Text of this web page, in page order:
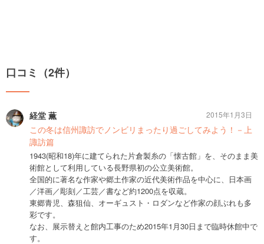
口コミ（2件）
経堂 薫
この冬は信州諏訪でノンビリまったり過ごしてみよう！－上
諏訪篇
1943(昭和18)年に建てられた片倉製糸の「懐古館」を、そのまま美
術館として利用している長野県初の公立美術館。
全国的に著名な作家や郷土作家の近代美術作品を中心に、日本画
／洋画／彫刻／工芸／書など約1200点を収蔵。
東郷青児、森狙仙、オーギュスト・ロダンなど作家の顔ぶれも多
彩です。
なお、展示替えと館内工事のため2015年1月30日まで臨時休館中で
す。
2015年1月3日